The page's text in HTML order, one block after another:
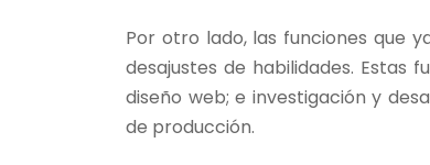
Por otro lado, las funciones que
desajustes de habilidades. Estas
diseño web; e investigación y
de producción.